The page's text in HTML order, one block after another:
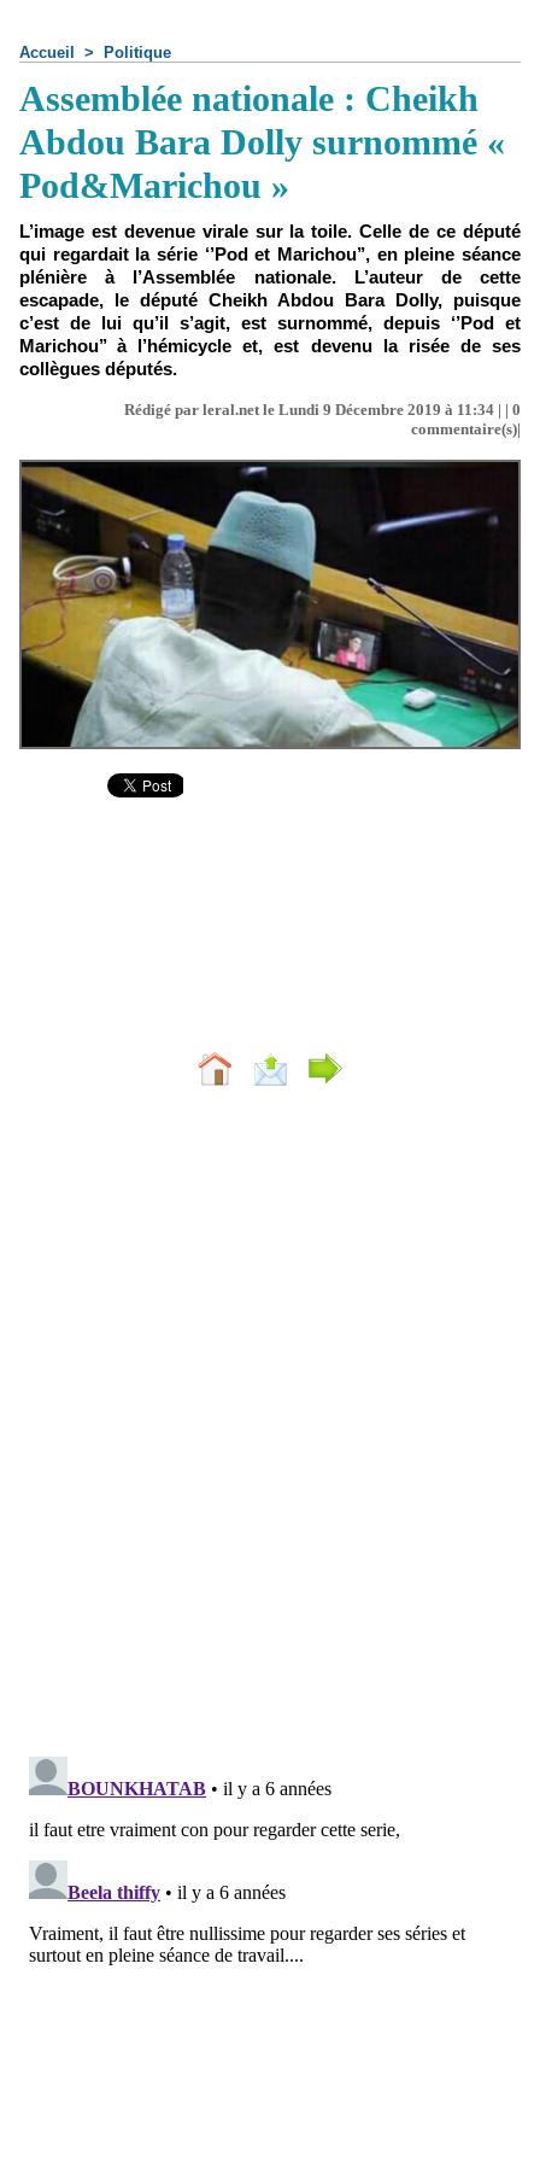
Accueil > Politique
Assemblée nationale : Cheikh
Abdou Bara Dolly surnommé «
Pod&Marichou »
L’image est devenue virale sur la toile. Celle de ce député
qui regardait la série ‘’Pod et Marichou’’, en pleine séance
plénière à l’Assemblée nationale. L’auteur de cette
escapade, le député Cheikh Abdou Bara Dolly, puisque
c’est de lui qu’il s’agit, est surnommé, depuis ‘’Pod et
Marichou’’ à l’hémicycle et, est devenu la risée de ses
collègues députés.
Rédigé par leral.net le Lundi 9 Décembre 2019 à 11:34 | | 0
commentaire(s)|